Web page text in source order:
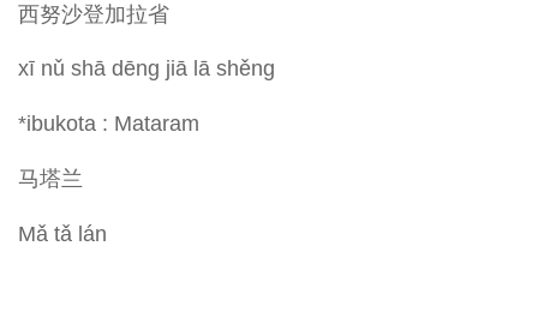
西努沙登加拉省
xī nǔ shā dēng jiā lā shěng
*ibukota : Mataram
马塔兰
Mǎ tǎ lán